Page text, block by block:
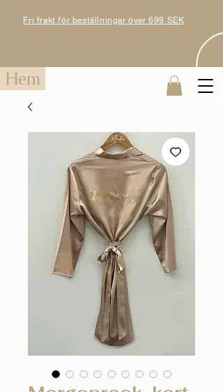
Fri frakt för beställningar över 699 SEK
Hem